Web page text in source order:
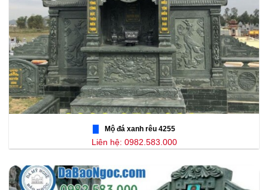
Mộ đá xanh rêu 4255
Liên hệ: 0982.583.000